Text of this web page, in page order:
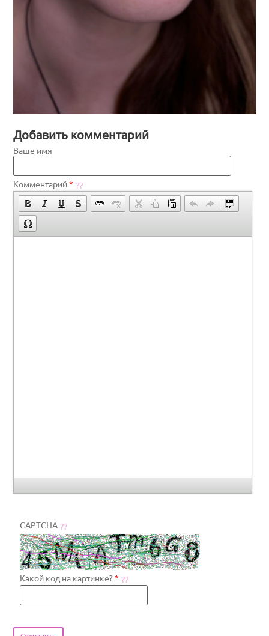
Добавить комментарий
Ваше имя
Комментарий*
CAPTCHA
Какой код на картинке?*